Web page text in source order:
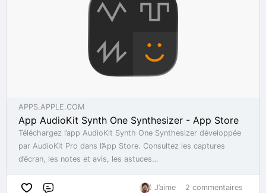
APPS.APPLE.COM
‎App AudioKit Synth One Synthesizer - App Store
Téléchargez l’app AudioKit Synth One Synthesizer développée
par AudioKit Pro dans l’App Store. Consultez les captures
d’écran, les notes et avis, les astuces…
1 J’aime 2 commentaires